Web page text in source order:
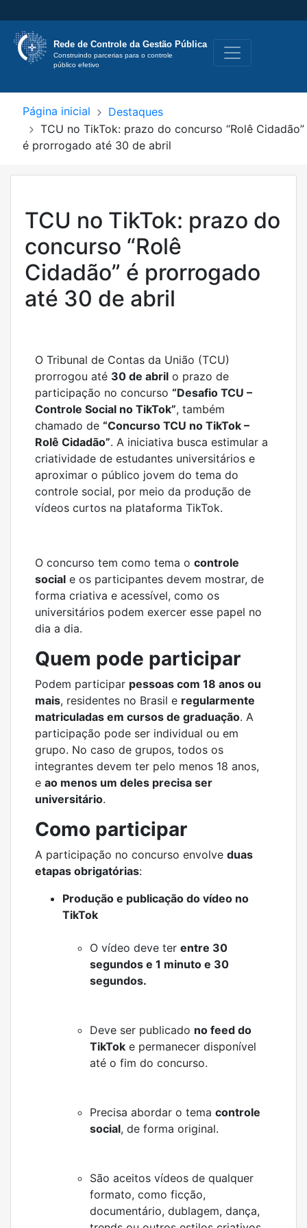
Rede de Controle da Gestão Pública
Construindo parcerias para o controle
público efetivo
Página inicial
Destaques
TCU no TikTok: prazo do concurso “Rolê Cidadão”
é prorrogado até 30 de abril
TCU no TikTok: prazo do
concurso “Rolê
Cidadão” é prorrogado
até 30 de abril
O Tribunal de Contas da União (TCU)
prorrogou até 30 de abril o prazo de
participação no concurso “Desafio TCU –
Controle Social no TikTok”, também
chamado de “Concurso TCU no TikTok –
Rolê Cidadão”. A iniciativa busca estimular a
criatividade de estudantes universitários e
aproximar o público jovem do tema do
controle social, por meio da produção de
vídeos curtos na plataforma TikTok.
O concurso tem como tema o controle
social e os participantes devem mostrar, de
forma criativa e acessível, como os
universitários podem exercer esse papel no
dia a dia.
Quem pode participar
Podem participar pessoas com 18 anos ou
mais, residentes no Brasil e regularmente
matriculadas em cursos de graduação. A
participação pode ser individual ou em
grupo. No caso de grupos, todos os
integrantes devem ter pelo menos 18 anos,
e ao menos um deles precisa ser
universitário.
Como participar
A participação no concurso envolve duas
etapas obrigatórias:
Produção e publicação do vídeo no
TikTok
O vídeo deve ter entre 30
segundos e 1 minuto e 30
segundos.
Deve ser publicado no feed do
TikTok e permanecer disponível
até o fim do concurso.
Precisa abordar o tema controle
social, de forma original.
São aceitos vídeos de qualquer
formato, como ficção,
documentário, dublagem, dança,